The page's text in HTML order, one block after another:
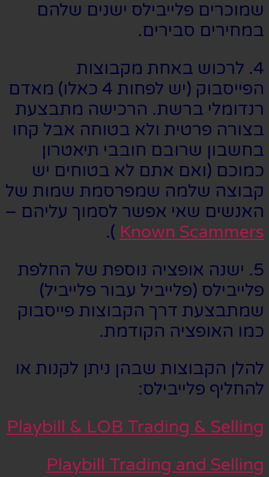
שמוכרים פלייבילס ישנים שלהם
במחירים סבירים.
4. לרכוש באחת מקבוצות
הפייסבוק (יש לפחות 4 כאלו) מאדם
רנדומלי ברשת. הרכישה מתבצעת
בצורה פרטית ולא בטוחה אבל קחו
בחשבון שרובם חובבי תיאטרון
כמוכם (ואם אתם לא בטוחים יש
קבוצה שלמה שמפרסמת שמות של
האנשים שאי אפשר לסמוך עליהם –
Known Scammers
).
5. ישנה אופציה נוספת של החלפת
פלייבילס (פלייביל עבור פלייביל)
שמתבצעת דרך הקבוצות פייסבוק
כמו האופציה הקודמת.
להלן הקבוצות שבהן ניתן לקנות או
להחליף פלייבילס:
Playbill & LOB Trading & Selling
Playbill Trading and Selling